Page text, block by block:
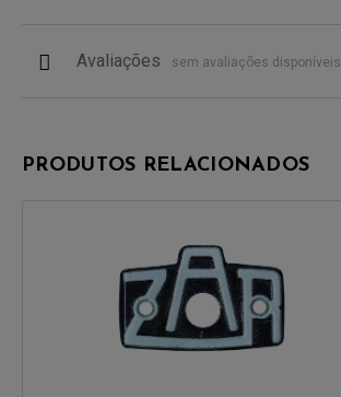
Avaliações sem avaliações disponíveis
PRODUTOS RELACIONADOS